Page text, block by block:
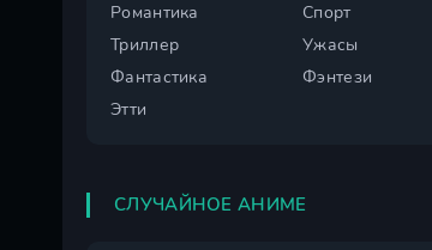
Романтика
Спорт
Триллер
Ужасы
Фантастика
Фэнтези
Этти
СЛУЧАЙНОЕ АНИМЕ